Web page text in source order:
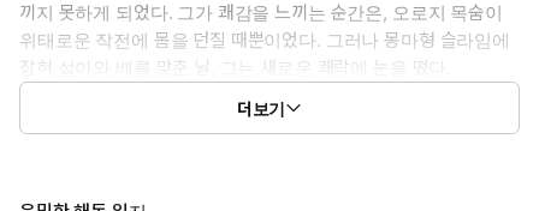
끼지 못하게 되었다. 그가 쾌감을 느끼는 순간은, 오로지 목숨이
위태로운 작전에 몸을 던질 때뿐이었다. 그러나 몽마형 슬라임에
잡혀 설아와 배를 맞춘 날, 그는 새로운 쾌락에 눈을 떴다.
*여자 주인공 : 윤설아 - 29세. 발에 채일 정도로 많다는 C급 헌터.
사채 빚을 갚기 위해 길드 소유의 몬스터 혈청을 몰래 빼돌리는 일
주기적으로 관계를 맺어 독성을 빼내는 것뿐. 그런데 하필이면 함
더보기